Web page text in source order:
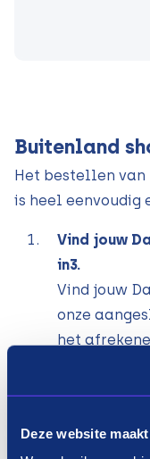
Deze website
Buitenland
Het bestellen
is heel eenvoudig
Vind jouw
in3.
Vind jouw
onze
het
Betaal het
en ontvang